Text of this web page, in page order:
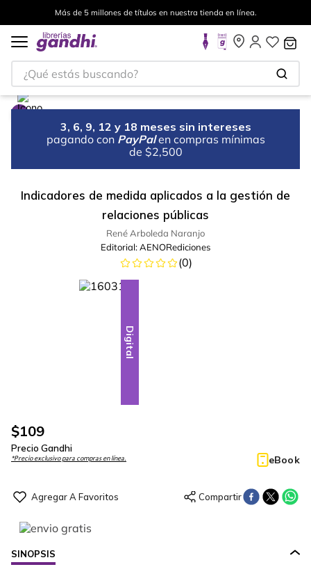
Más de 5 millones de títulos en nuestra tienda en línea.
¿Qué estás buscando?
3, 6, 9, 12 y 18 meses sin intereses
pagando con PayPal en compras mínimas
de $2,500
Indicadores de medida aplicados a la gestión de
relaciones públicas
René Arboleda Naranjo
Editorial:AENORediciones
(0)
Digital
$109
Precio Gandhi
*Precio exclusivo para compras en línea. eBook
SINOPSIS